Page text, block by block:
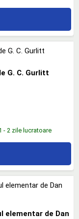
G. C. Gurlitt
- 2 zile lucratoare
elementar de Dan